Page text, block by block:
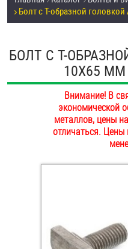
СКИДКИ
ОПТ
ПОКУПАТЕЛЯМ
ОПЛАТА И ДОСТАВКА
НАШИ МАГАЗИНЫ
Анкеры
Антивандальный
Болты и винты
Втулки
Заклепки (Гайки-
Болт с Т-образной головкой
БОЛТ С Т-
10Х65 ММ
Внимание! В
экономической
металлов, цены
отличаться. Цены